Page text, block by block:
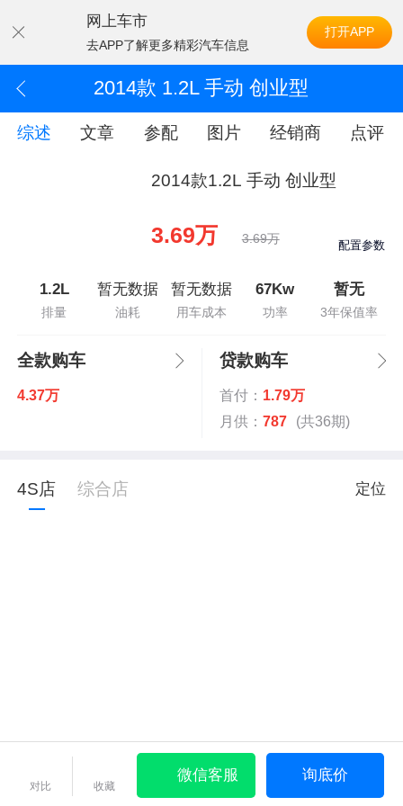
网上车市
去APP了解更多精彩汽车信息
打开APP
2014款 1.2L 手动 创业型
综述 文章 参配 图片 经销商 点评
2014款1.2L 手动 创业型
3.69万 3.69万 配置参数
1.2L
排量
暂无数据
油耗
暂无数据
用车成本
67Kw
功率
暂无
3年保值率
全款购车
4.37万
贷款购车
首付： 1.79万
月供： 787 (共36期)
4S店 综合店 定位
对比 收藏
微信客服 询底价